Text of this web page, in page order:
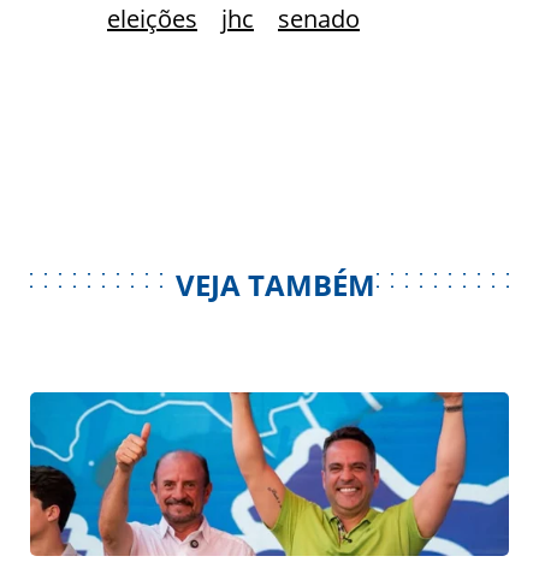
eleições
jhc senado
VEJA TAMBÉM